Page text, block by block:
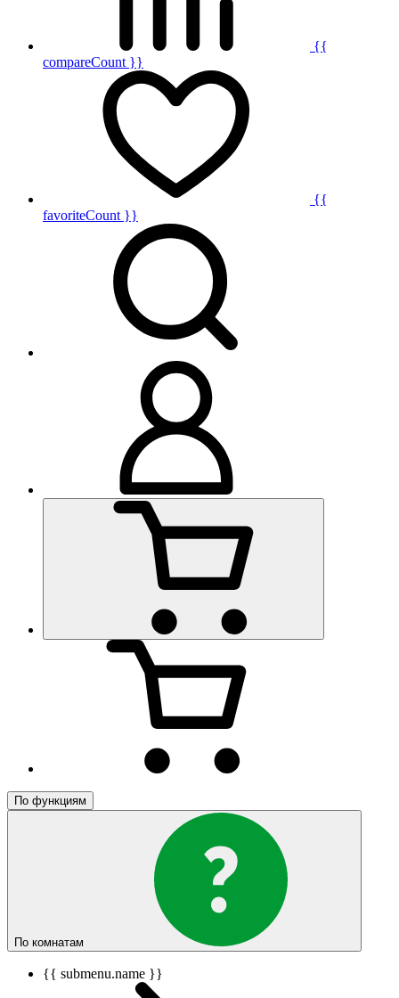
{{
compareCount }}
{{
favoriteCount }}
По функциям
По комнатам
{{ submenu.name }}